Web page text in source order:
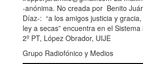
-anónima. No creada por Benito
Díaz-: “a los amigos justicia y
ley a secas” encuentra en el
2º PT, López Obrador, UIJE
Grupo Radiofónico y Medios